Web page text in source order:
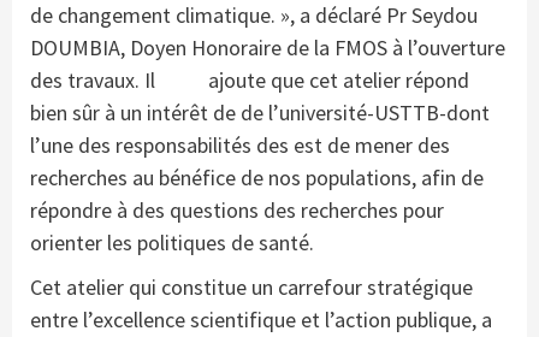
de changement climatique. », a déclaré Pr Seydou
DOUMBIA, Doyen Honoraire de la FMOS à l’ouverture
des travaux. Il ajoute que cet atelier répond
bien sûr à un intérêt de de l’université-USTTB-dont
l’une des responsabilités des est de mener des
recherches au bénéfice de nos populations, afin de
répondre à des questions des recherches pour
orienter les politiques de santé.
Cet atelier qui constitue un carrefour stratégique
entre l’excellence scientifique et l’action publique, a